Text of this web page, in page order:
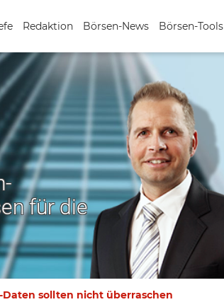
Redaktion Börsen-News Börsen-Tools
für die
sollten nicht überraschen